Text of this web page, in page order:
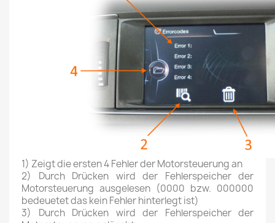
1) Zeigt die ersten 4 Fehler der Motorsteuerung an
2) Durch Drücken wird der Fehlerspeicher der
Motorsteuerung ausgelesen (0000 bzw. 000000
bedeuetet das kein Fehler hinterlegt ist)
3) Durch Drücken wird der Fehlerspeicher der